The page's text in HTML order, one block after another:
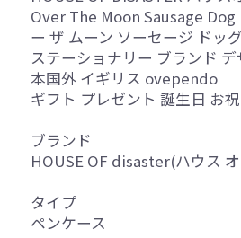
Over The Moon Sausage Dog
ー ザ ムーン ソーセージ ドッ
ステーショナリー ブランド
本国外 イギリス ovependo
ギフト プレゼント 誕生日 お
ブランド
HOUSE OF disaster(ハウス
タイプ
ペンケース